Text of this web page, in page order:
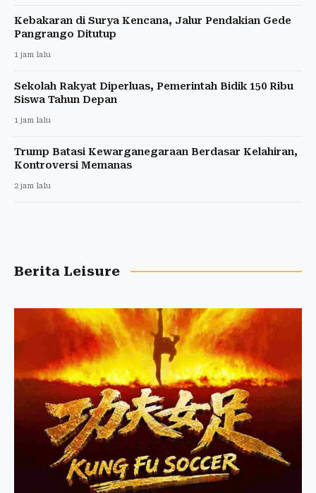
Kebakaran di Surya Kencana, Jalur Pendakian Gede
Pangrango Ditutup
1 jam lalu
Sekolah Rakyat Diperluas, Pemerintah Bidik 150 Ribu
Siswa Tahun Depan
1 jam lalu
Trump Batasi Kewarganegaraan Berdasar Kelahiran,
Kontroversi Memanas
2 jam lalu
Berita Leisure